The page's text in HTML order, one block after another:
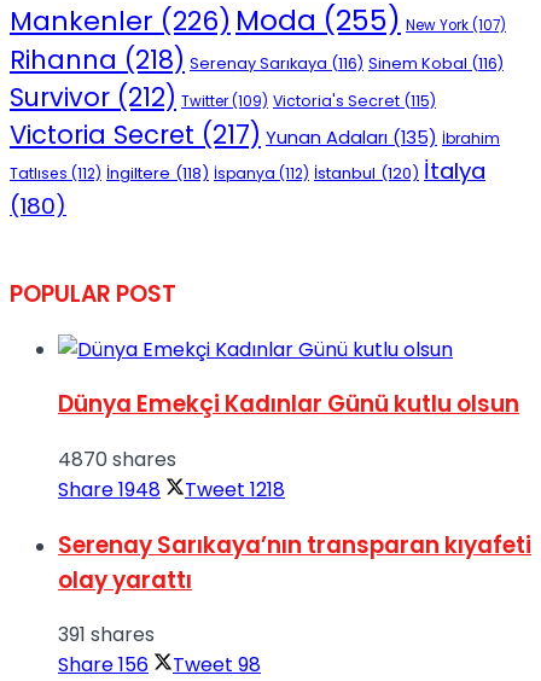
Mankenler (226) Moda (255) New York(107)
Rihanna (218) Serenay Sarıkaya (116) Sinem Kobal (116)
Survivor (212) Twitter(109) Victoria's Secret (115)
Victoria Secret (217) Yunan Adaları (135) İbrahim
Tatlıses (112) İngiltere (118) İspanya (112) İstanbul (120) İtalya
(180)
POPULAR POST
Dünya Emekçi Kadınlar Günü kutlu olsun
4870 shares
Share1948 Tweet 1218
Serenay Sarıkaya’nın transparan kıyafeti
olay yarattı
391 shares
Share156 Tweet 98